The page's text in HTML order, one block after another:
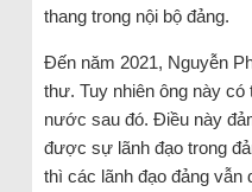
thang trong nội bộ đảng.
Đến năm 2021, Nguyễn
thư. Tuy nhiên ông này
nước sau đó. Điều này
được sự lãnh đạo trong
thì các lãnh đạo đảng